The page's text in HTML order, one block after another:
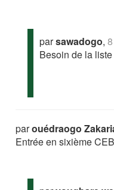
parsawadogo,
Besoin de la
parouédraogo
Entrée en sixième